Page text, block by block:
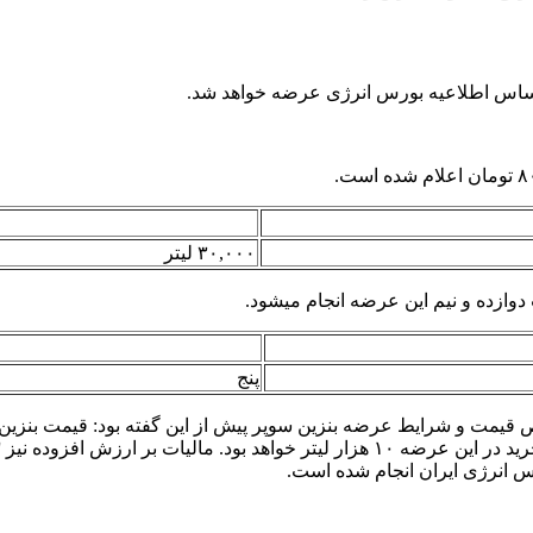
۳۰,۰۰۰ لیتر
پنج
و شرایط عرضه بنزین سوپر پیش از این گفته بود: قیمت
ایران انجام شده است.